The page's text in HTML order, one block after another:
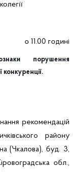
о 11.00 годині
порушення
конкуренції.
рекомендацій
району
(Чкалова), буд. 3,
обл.,